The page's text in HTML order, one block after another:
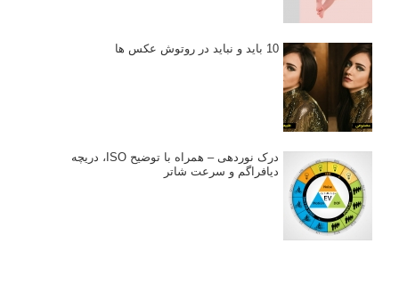
10 باید و نباید در روتوش عکس ها
درک نوردهی – همراه با توضیح ISO، دریچه
دیافراگم و سرعت شاتر